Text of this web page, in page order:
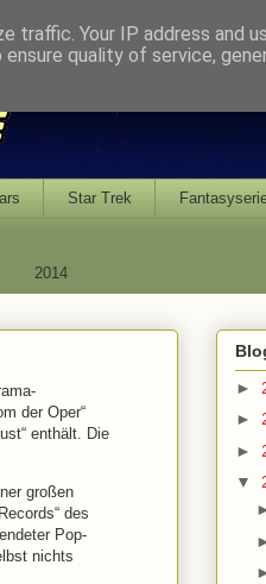
Star Trek
2014
der Oper“
enthält. Die
großen
des
Pop-
nichts
►
►
►
▼
traffic. Your IP address and
quality of service,